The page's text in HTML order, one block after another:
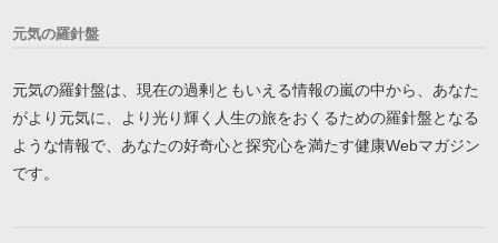
元気の羅針盤
元気の羅針盤は、現在の過剰ともいえる情報の嵐の中から、あなた
がより元気に、より光り輝く人生の旅をおくるための羅針盤となる
ような情報で、あなたの好奇心と探究心を満たす健康Webマガジン
です。